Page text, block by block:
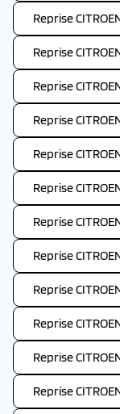
Reprise
Reprise
Reprise
Reprise
Reprise
Reprise
Reprise
Reprise
Reprise
Reprise
Reprise
Reprise